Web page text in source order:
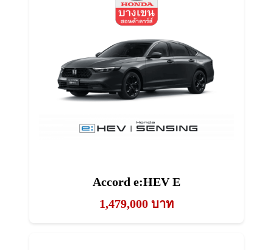
Accord e:HEV E
1,479,000 บาท